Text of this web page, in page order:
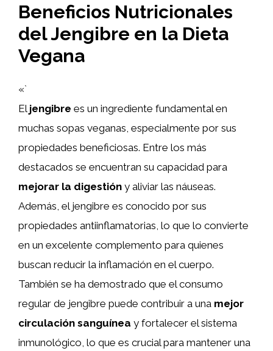
Beneficios Nutricionales
del Jengibre en la Dieta
Vegana
«`
El jengibre es un ingrediente fundamental en
muchas sopas veganas, especialmente por sus
propiedades beneficiosas. Entre los más
destacados se encuentran su capacidad para
mejorar la digestión y aliviar las náuseas.
Además, el jengibre es conocido por sus
propiedades antiinflamatorias, lo que lo convierte
en un excelente complemento para quienes
buscan reducir la inflamación en el cuerpo.
También se ha demostrado que el consumo
regular de jengibre puede contribuir a una mejor
circulación sanguínea y fortalecer el sistema
inmunológico, lo que es crucial para mantener una